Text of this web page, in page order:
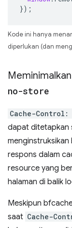
});
Kode ini hanya
diperlukan (dan
no-store
Cache-
dapat ditetapkan
respons dalam
resource yang
halaman di balik
Meskipun
saat Cache-